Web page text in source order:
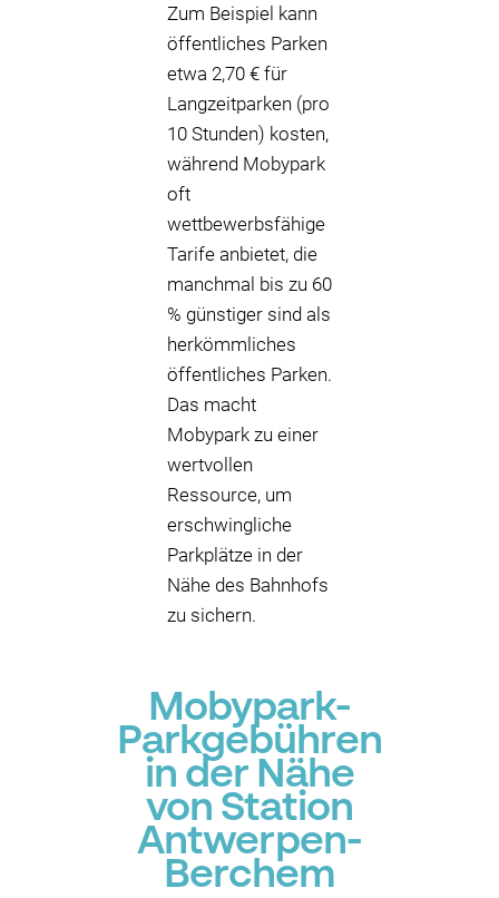
Zum Beispiel kann
öffentliches Parken
etwa 2,70 € für
Langzeitparken (pro
10 Stunden) kosten,
während Mobypark
oft
wettbewerbsfähige
Tarife anbietet, die
manchmal bis zu 60
% günstiger sind als
herkömmliches
öffentliches Parken.
Das macht
Mobypark zu einer
wertvollen
Ressource, um
erschwingliche
Parkplätze in der
Nähe des Bahnhofs
zu sichern.
Mobypark-
Parkgebühren
in der Nähe
von Station
Antwerpen-
Berchem